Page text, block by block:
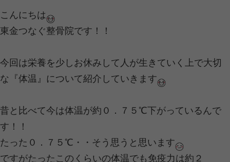
さて二つにはどんな違いがあるでし
酵素とは
2020.05.13 | Category: 便秘
こんにちは
東金つなぐ整骨院です